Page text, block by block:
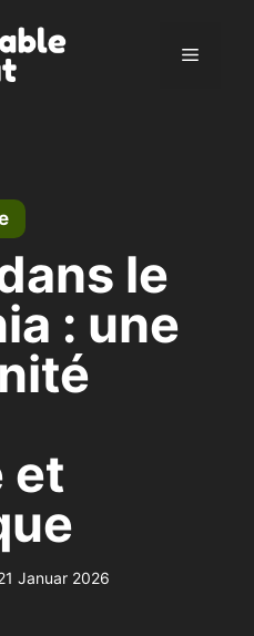
Menü
le
: une
et
Januar 2026